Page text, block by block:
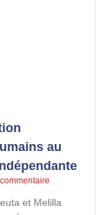
au
et Melilla